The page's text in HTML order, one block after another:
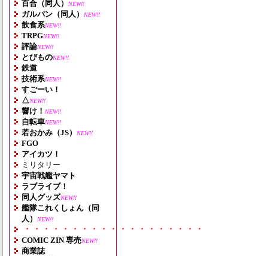
百合（同人） NEW!!
ガルパン（同人） NEW!!
飲食系NEW!!
TRPGNEW!!
評論NEW!!
とびものNEW!!
鉄道
技術系NEW!!
すごーい！
△NEW!!
響け！ NEW!!
自転車NEW!!
若おかみ（JS） NEW!!
FGO
アイカツ！
ミリタリー
宇宙戦艦ヤマト
ラブライブ！
同人グッズNEW!!
艦隊これくしょん（同
人）
NEW!!
・・・・・・・・・・・・・・・・・・・
COMIC ZIN 専売NEW!!
商業誌